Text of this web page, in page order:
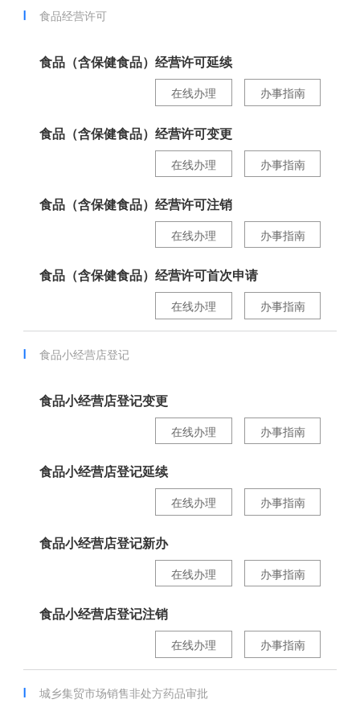
食品经营许可
食品（含保健食品）经营许可延续
办事指南
在线办理
食品（含保健食品）经营许可变更
办事指南
在线办理
食品（含保健食品）经营许可注销
办事指南
在线办理
食品（含保健食品）经营许可首次申请
办事指南
在线办理
食品小经营店登记
食品小经营店登记变更
办事指南
在线办理
食品小经营店登记延续
办事指南
在线办理
食品小经营店登记新办
办事指南
在线办理
食品小经营店登记注销
办事指南
在线办理
城乡集贸市场销售非处方药品审批